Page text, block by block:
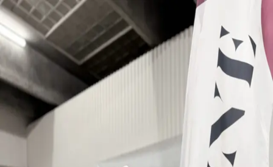
B Bare god vin
Vine ▾
Producenter
Regioner
← Alle vine
Kvartalskassen